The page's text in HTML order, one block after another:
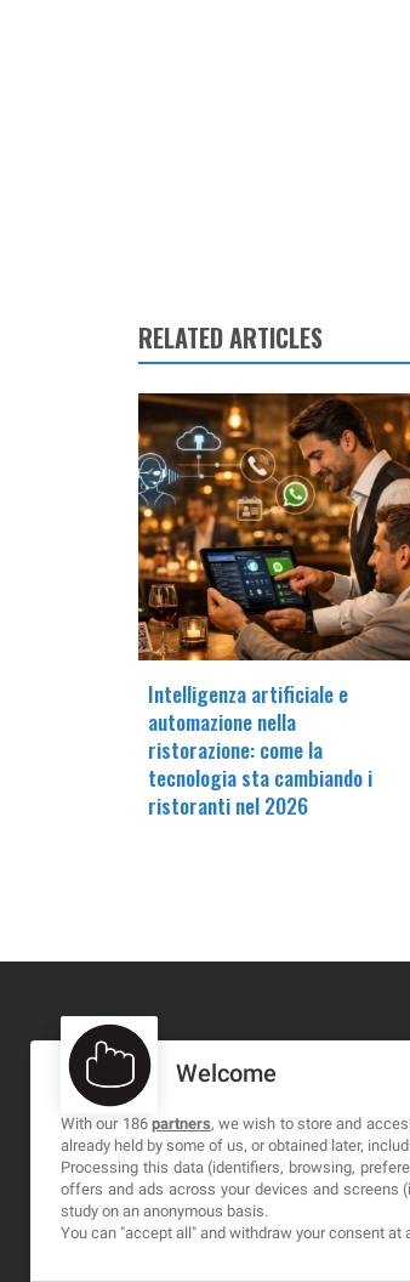
RELATED ARTICLES
Intelligenza artificiale e
automazione nella
ristorazione: come la
tecnologia sta cambiando i
ristoranti nel 2026
MA-NO WEB DESIGN AND
C/ Nuredduna 22, 1-3, 07006
Palma de Mallorca, Baleares
Welcome
With our 186 partners, we wish to store and
already held by some of us, or obtained later,
Processing this data (identifiers, browsing,
offers and ads across your devices and screens
study on an anonymous basis.
You can "accept all" and withdraw your consent at